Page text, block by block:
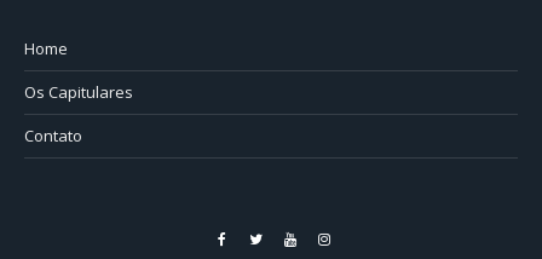
Home
Os Capitulares
Contato
FacebookTwitterYouTubeInstagram